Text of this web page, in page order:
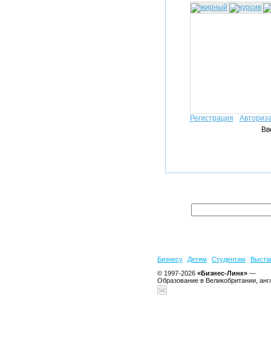
Регистрация
Бизнесу Детям Студентам
© 1997-2026 «Бизнес-Линк» —
Образование в Великобритании,